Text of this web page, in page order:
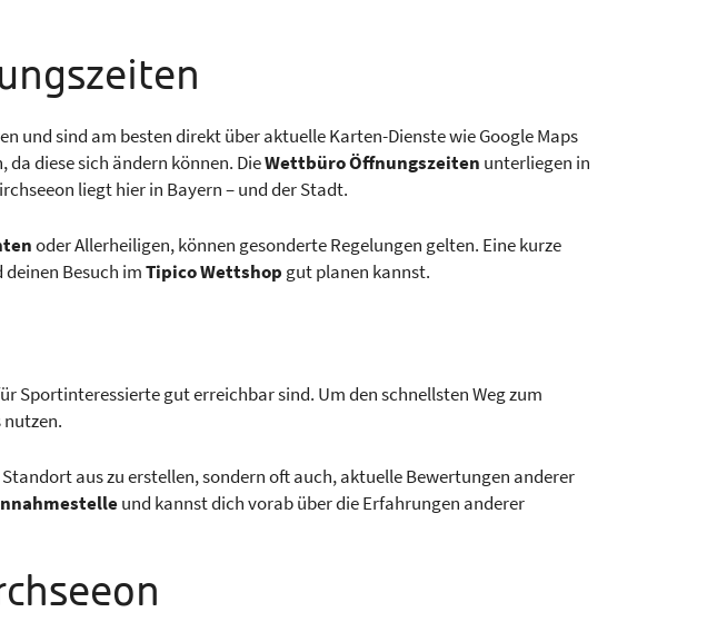
und sind am besten direkt über aktuelle Karten-Dienste wie Google Maps
diese sich ändern können. DieWettbüro Öffnungszeiten unterliegen in
liegt hier in Bayern – und der Stadt.
oder Allerheiligen, können gesonderte Regelungen gelten. Eine kurze
Besuch imTipico Wettshop gut planen kannst.
Sportinteressierte gut erreichbar sind. Um den schnellsten Weg zum
nutzen.
aus zu erstellen, sondern oft auch, aktuelle Bewertungen anderer
und kannst dich vorab über die Erfahrungen anderer